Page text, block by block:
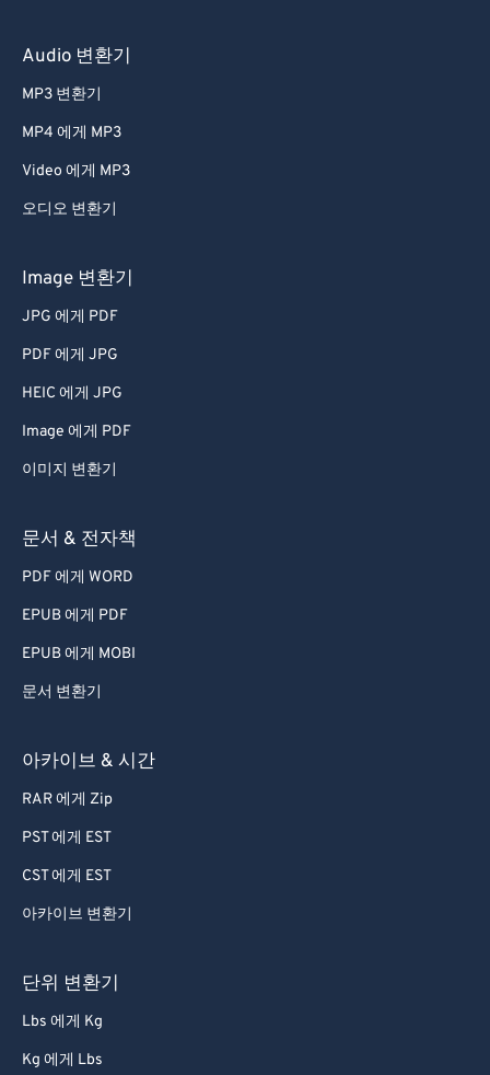
Audio 변환기
MP3 변환기
MP4 에게 MP3
Video 에게 MP3
오디오 변환기
Image 변환기
JPG 에게 PDF
PDF 에게 JPG
HEIC 에게 JPG
Image 에게 PDF
이미지 변환기
문서 & 전자책
PDF 에게 WORD
EPUB 에게 PDF
EPUB 에게 MOBI
문서 변환기
아카이브 & 시간
RAR 에게 Zip
PST 에게 EST
CST 에게 EST
아카이브 변환기
단위 변환기
Lbs 에게 Kg
Kg 에게 Lbs